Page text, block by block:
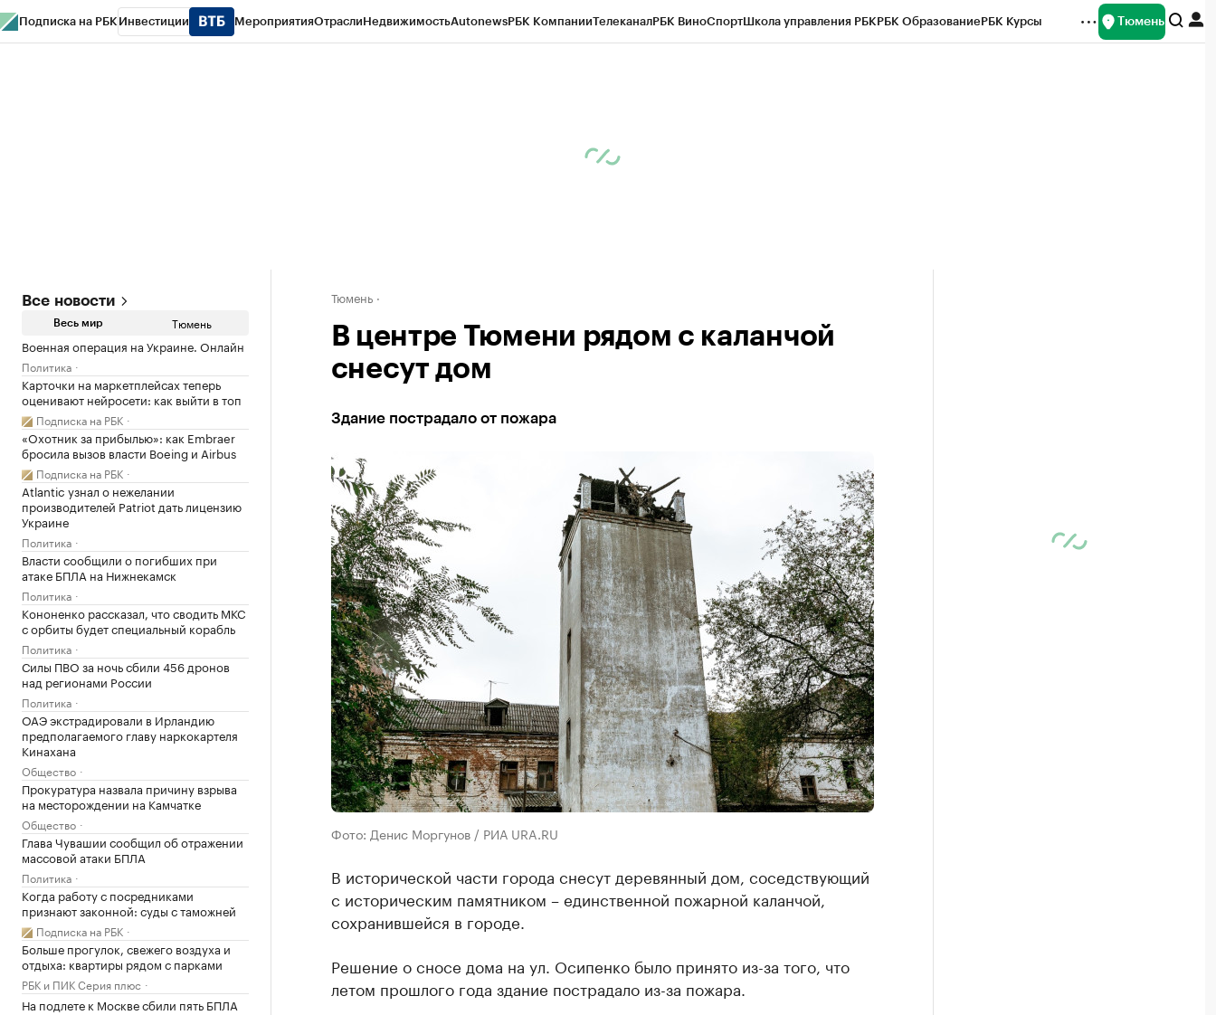
Подписка на РБК Инвестиции МероприятияОтраслиНедвижимостьAutonewsРБК КомпанииТелеканалРБК ВиноСпортШкола управления РБКРБК ОбразованиеРБК Курсы Тюмень
Все новости
Весь мир Тюмень
Военная операция на Украине. Онлайн
Политика
Карточки на маркетплейсах теперь
оценивают нейросети: как выйти в топ
Подписка на РБК
«Охотник за прибылью»: как Embraer
бросила вызов власти Boeing и Airbus
Подписка на РБК
Atlantic узнал о нежелании
производителей Patriot дать лицензию
Украине
Политика
Власти сообщили о погибших при
атаке БПЛА на Нижнекамск
Политика
Кононенко рассказал, что сводить МКС
с орбиты будет специальный корабль
Политика
Силы ПВО за ночь сбили 456 дронов
над регионами России
Политика
ОАЭ экстрадировали в Ирландию
предполагаемого главу наркокартеля
Кинахана
Общество
Прокуратура назвала причину взрыва
на месторождении на Камчатке
Общество
Глава Чувашии сообщил об отражении
массовой атаки БПЛА
Политика
Когда работу с посредниками
признают законной: суды с таможней
Подписка на РБК
Больше прогулок, свежего воздуха и
отдыха: квартиры рядом с парками
РБК и ПИК Серия плюс
На подлете к Москве сбили пять БПЛА
Тюмень
В центре Тюмени рядом с каланчой
снесут дом
Здание пострадало от пожара
Фото: Денис Моргунов / РИА URA.RU
В исторической части города снесут деревянный дом, соседствующий
с историческим памятником – единственной пожарной каланчой,
сохранившейся в городе.
Решение о сносе дома на ул. Осипенко было принято из-за того, что
летом прошлого года здание пострадало из-за пожара.